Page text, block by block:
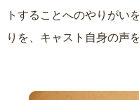
トすることへのやりがい
りを、キャスト自身の声